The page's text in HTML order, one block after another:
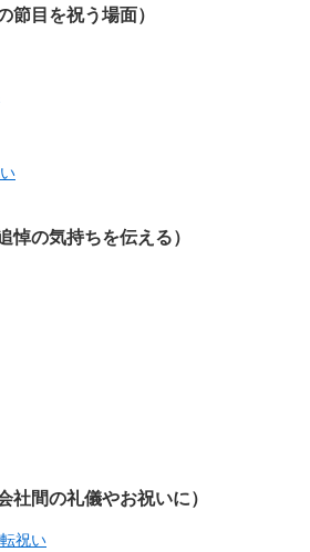
節目を祝う場面）
悼の気持ちを伝える）
社間の礼儀やお祝いに）
祝い